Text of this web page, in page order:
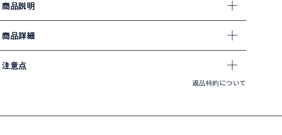
商品説明
商品詳細
注意点
返品特約について